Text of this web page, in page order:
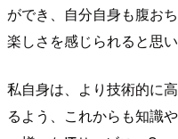
ができ、自分自身も腹お
楽しさを感じられると思い
私自身は、より技術的に
るよう、これからも知識